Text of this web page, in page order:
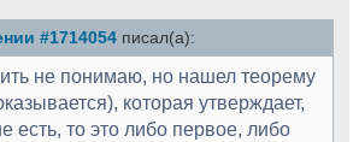
#1714054 писал(а):
не понимаю, но нашел теорему
которая утверждает,
есть, то это либо первое, либо